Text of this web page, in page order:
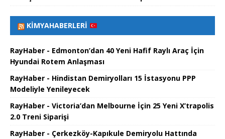
KIMYAHABERLERI
RayHaber - Edmonton’dan 40 Yeni Hafif Raylı Araç İçin
Hyundai Rotem Anlaşması
RayHaber - Hindistan Demiryolları 15 İstasyonu PPP
Modeliyle Yenileyecek
RayHaber - Victoria’dan Melbourne İçin 25 Yeni X’trapolis
2.0 Treni Siparişi
RayHaber - Çerkezköy-Kapıkule Demiryolu Hattında